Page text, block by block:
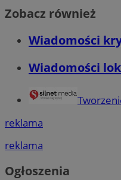
Zobacz również
Wiadomości
Wiadomości
reklama
reklama
Ogłoszenia